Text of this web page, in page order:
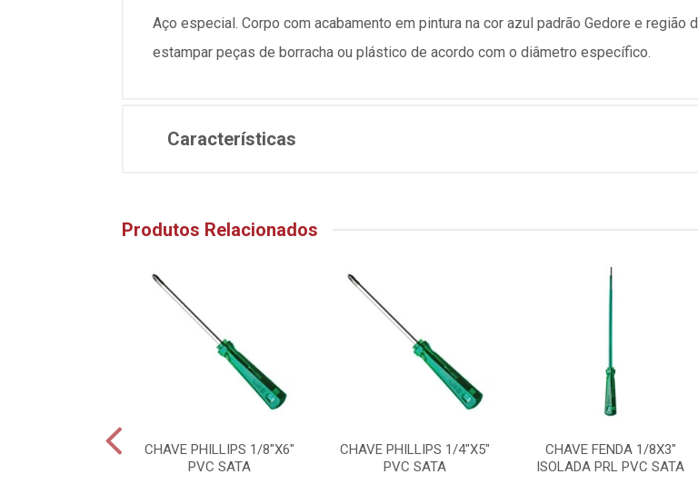
Aço especial. Corpo com acabamento em pintura na cor azul padrão Gedore e
estampar peças de borracha ou plástico de acordo com o diâmetro específico.
Características
Produtos Relacionados
CHAVE PHILLIPS 1/8"X6"
PVC SATA
CHAVE PHILLIPS 1/4"X5"
PVC SATA
CHAVE FENDA 1/8X3"
ISOLADA PRL PVC SATA